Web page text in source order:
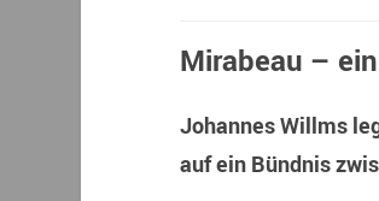
Mirabeau –
Johannes Willms
auf ein Bündnis